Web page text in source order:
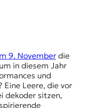
9. Novemberdie
in diesem Jahr
und
Eine Leere, die vor
dekoder sitzen,